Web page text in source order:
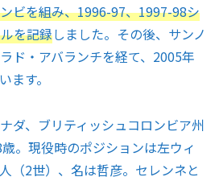
ビを組み、1996-97、1997-98シ
を記録しました。その後、サンノ
ド・アバランチを経て、2005年
ます。
ダ、ブリティッシュコロンビア州
。現役時のポジションは左ウィ
（2世）、名は哲彦。セレンネと